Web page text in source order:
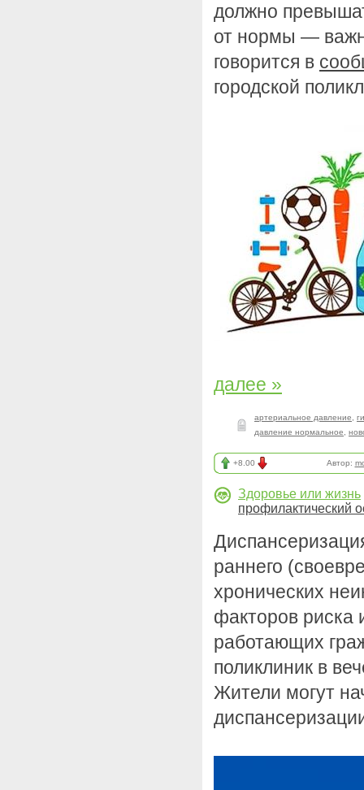
должно
от нормы —
говорится в
городской
далее »
артериальное давление
давление нормальное
+8.00 Автор:
Здоровье или жизнь
профилактический
раннего
хронических
факторов риска
работающих
поликлиник в
Жители могут